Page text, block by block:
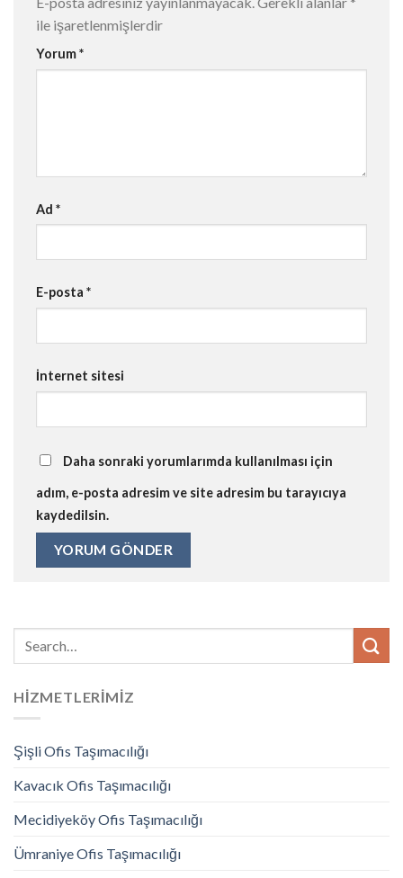
ile işaretlenmişlerdir
Yorum*
Ad *
E-posta *
İnternet sitesi
Daha sonraki yorumlarımda kullanılması için
adım, e-posta adresim ve site adresim bu tarayıcıya
kaydedilsin.
HIZMETLERIMIZ
Şişli Ofis Taşımacılığı
Kavacık Ofis Taşımacılığı
Mecidiyeköy Ofis Taşımacılığı
Ümraniye Ofis Taşımacılığı